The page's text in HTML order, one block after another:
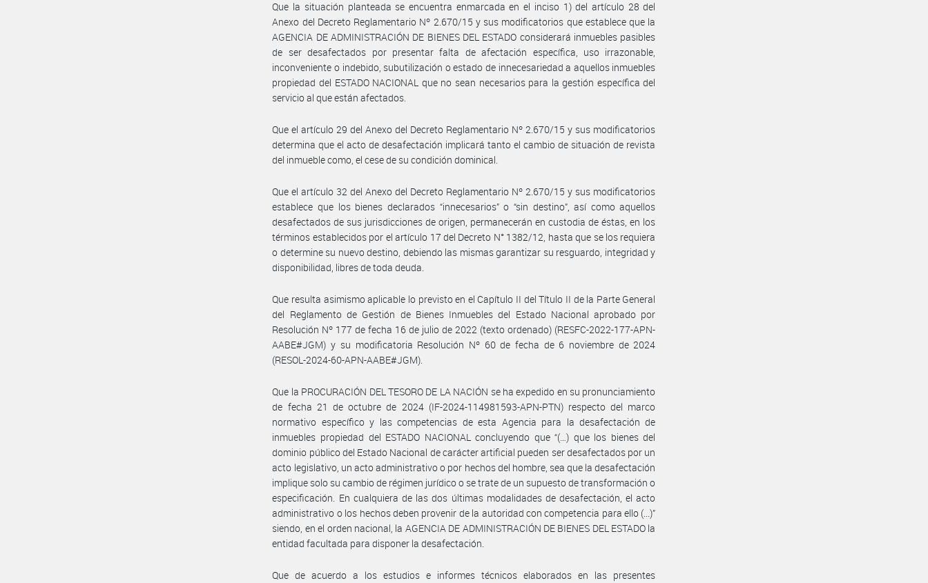
Que la situación planteada se encuentra enmarcada en el inciso 1) del artículo 28 del
Anexo del Decreto Reglamentario Nº 2.670/15 y sus modificatorios que establece que la
AGENCIA DE ADMINISTRACIÓN DE BIENES DEL ESTADO considerará inmuebles pasibles
de ser desafectados por presentar falta de afectación específica, uso irrazonable,
inconveniente o indebido, subutilización o estado de innecesariedad a aquellos inmuebles
propiedad del ESTADO NACIONAL que no sean necesarios para la gestión específica del
servicio al que están afectados.
Que el artículo 29 del Anexo del Decreto Reglamentario Nº 2.670/15 y sus modificatorios
determina que el acto de desafectación implicará tanto el cambio de situación de revista
del inmueble como, el cese de su condición dominical.
Que el artículo 32 del Anexo del Decreto Reglamentario Nº 2.670/15 y sus modificatorios
establece que los bienes declarados “innecesarios” o “sin destino”, así como aquellos
desafectados de sus jurisdicciones de origen, permanecerán en custodia de éstas, en los
términos establecidos por el artículo 17 del Decreto N° 1382/12, hasta que se los requiera
o determine su nuevo destino, debiendo las mismas garantizar su resguardo, integridad y
disponibilidad, libres de toda deuda.
Que resulta asimismo aplicable lo previsto en el Capítulo II del Título II de la Parte General
del Reglamento de Gestión de Bienes Inmuebles del Estado Nacional aprobado por
Resolución Nº 177 de fecha 16 de julio de 2022 (texto ordenado) (RESFC-2022-177-APN-
AABE#JGM) y su modificatoria Resolución Nº 60 de fecha de 6 noviembre de 2024
(RESOL-2024-60-APN-AABE#JGM).
Que la PROCURACIÓN DEL TESORO DE LA NACIÓN se ha expedido en su pronunciamiento
de fecha 21 de octubre de 2024 (IF-2024-114981593-APN-PTN) respecto del marco
normativo específico y las competencias de esta Agencia para la desafectación de
inmuebles propiedad del ESTADO NACIONAL concluyendo que “(…) que los bienes del
dominio público del Estado Nacional de carácter artificial pueden ser desafectados por un
acto legislativo, un acto administrativo o por hechos del hombre, sea que la desafectación
implique solo su cambio de régimen jurídico o se trate de un supuesto de transformación o
especificación. En cualquiera de las dos últimas modalidades de desafectación, el acto
administrativo o los hechos deben provenir de la autoridad con competencia para ello (...)”
siendo, en el orden nacional, la AGENCIA DE ADMINISTRACIÓN DE BIENES DEL ESTADO la
entidad facultada para disponer la desafectación.
Que de acuerdo a los estudios e informes técnicos elaborados en las presentes